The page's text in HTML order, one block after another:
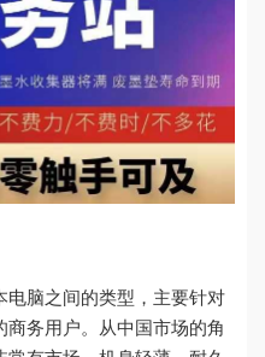
脑之间的类型，主要针对
务用户。从中国市场的角